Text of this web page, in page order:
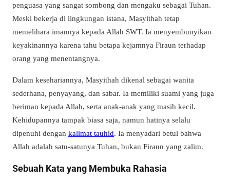
penguasa yang sangat sombong dan mengaku sebagai Tuhan.
Meski bekerja di lingkungan istana, Masyithah tetap
memelihara imannya kepada Allah SWT. Ia menyembunyikan
keyakinannya karena tahu betapa kejamnya Firaun terhadap
orang yang menentangnya.
Dalam kesehariannya, Masyithah dikenal sebagai wanita
sederhana, penyayang, dan sabar. Ia memiliki suami yang juga
beriman kepada Allah, serta anak-anak yang masih kecil.
Kehidupannya tampak biasa saja, namun hatinya selalu
dipenuhi dengan kalimat tauhid. Ia menyadari betul bahwa
Allah adalah satu-satunya Tuhan, bukan Firaun yang zalim.
Sebuah Kata yang Membuka Rahasia